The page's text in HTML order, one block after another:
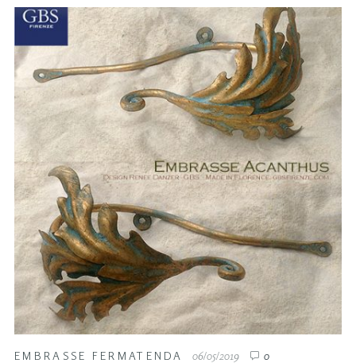
EMBRASSE FERMATENDA 06/05/2019 0